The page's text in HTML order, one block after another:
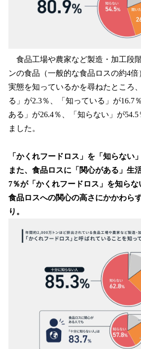
食品工場や農家など製造・加工段
ンの食品（一般的な食品ロスの約4
実態を知っているかを尋ねたところ
る」が2.3％、「知っている」が16.7
ある」が26.4％、「知らない」が
ました。
「かくれフードロス」を「知らない
また、食品ロスに「関心がある」生
7％が「かくれフードロス」を知らな
食品ロスへの関心の高さにかかわら
り。